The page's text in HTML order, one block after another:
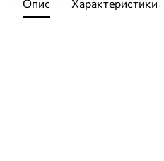
Опис Характеристики